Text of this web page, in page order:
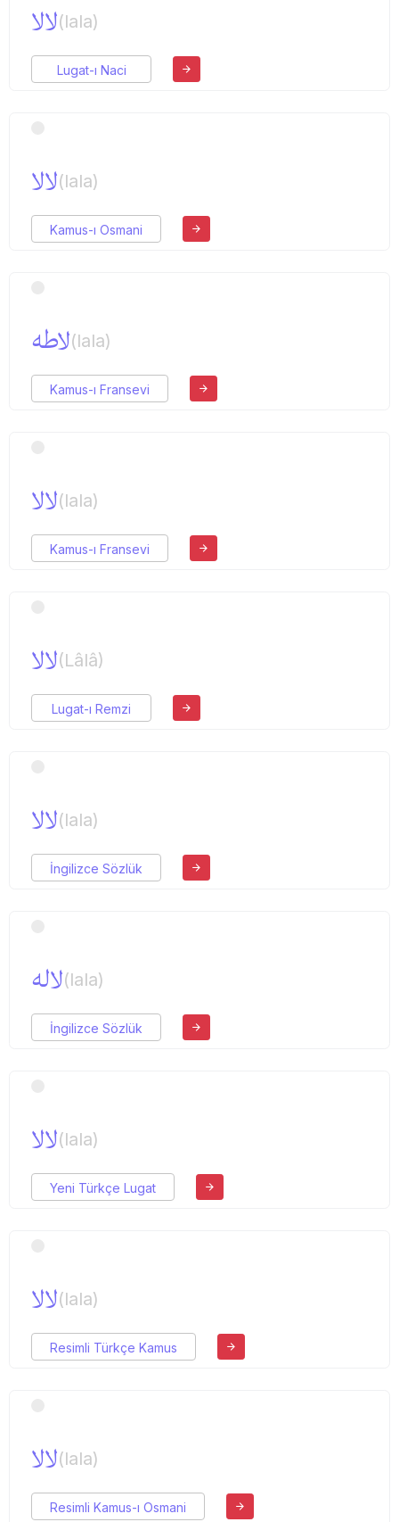
لالا(lala)
Lugat-ı Naci
لالا(lala)
Kamus-ı Osmani
لاطه(lala)
Kamus-ı Fransevi
لالا(lala)
Kamus-ı Fransevi
لالا(Lâlâ)
Lugat-ı Remzi
لالا(lala)
İngilizce Sözlük
لاله(lala)
İngilizce Sözlük
لالا(lala)
Yeni Türkçe Lugat
لالا(lala)
Resimli Türkçe Kamus
لالا(lala)
Resimli Kamus-ı Osmani